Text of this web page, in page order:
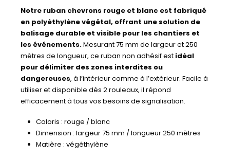
Notre ruban chevrons rouge et blanc est fabriqué
en polyéthylène végétal, offrant une solution de
balisage durable et visible pour les chantiers et
les événements.Mesurant 75 mm de largeur et 250
mètres de longueur, ce ruban non adhésif est idéal
pour délimiter des zones interdites ou
dangereuses, à l’intérieur comme à l’extérieur. Facile à
utiliser et disponible dès 2 rouleaux, il répond
efficacement à tous vos besoins de signalisation.
Coloris : rouge / blanc
Dimension : largeur 75 mm / longueur 250 mètres
Matière : végéthylène